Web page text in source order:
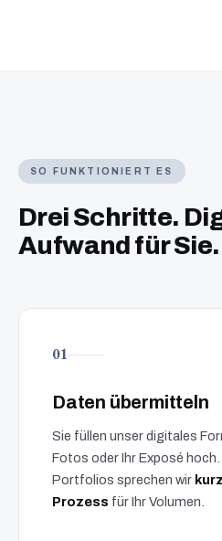
SO FUNKTIONIERT ES
Drei Schritte.
Aufwand für Sie.
01
Daten übermitteln
Sie füllen unser digitales
Fotos oder Ihr Exposé
Portfolios sprechen wir
Prozess für Ihr Volumen.